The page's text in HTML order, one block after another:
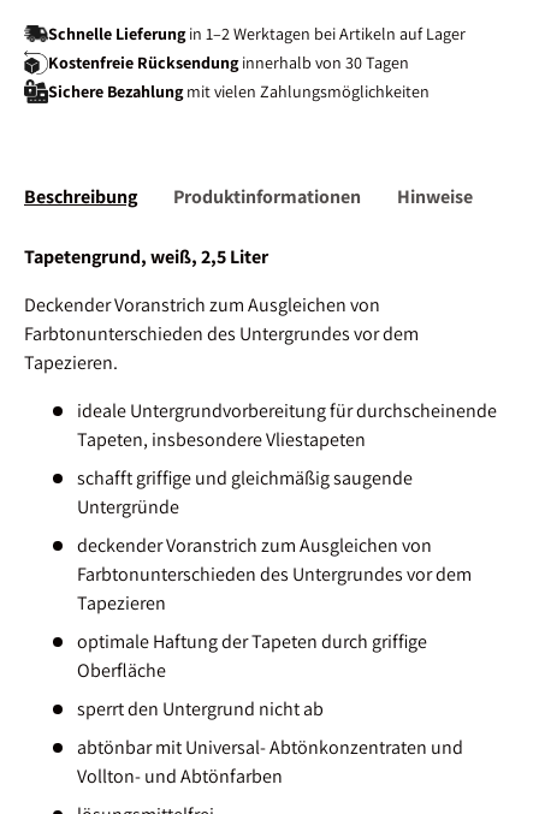
Schnelle Lieferungin 1–2 Werktagen bei Artikeln auf Lager
Kostenfreie Rücksendunginnerhalb von 30 Tagen
Sichere Bezahlungmit vielen Zahlungsmöglichkeiten
Beschreibung Produktinformationen Hinweise
Tapetengrund, weiß, 2,5 Liter
Deckender Voranstrich zum Ausgleichen von
Farbtonunterschieden des Untergrundes vor dem
Tapezieren.
ideale Untergrundvorbereitung für durchscheinende
Tapeten, insbesondere Vliestapeten
schafft griffige und gleichmäßig saugende
Untergründe
deckender Voranstrich zum Ausgleichen von
Farbtonunterschieden des Untergrundes vor dem
Tapezieren
optimale Haftung der Tapeten durch griffige
Oberfläche
sperrt den Untergrund nicht ab
abtönbar mit Universal- Abtönkonzentraten und
Vollton- und Abtönfarben